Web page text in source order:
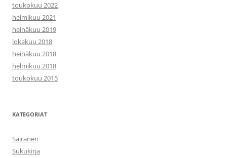
toukokuu 2022
helmikuu 2021
heinäkuu 2019
lokakuu 2018
heinäkuu 2018
helmikuu 2018
toukokuu 2015
KATEGORIAT
Sairanen
Sukukirja